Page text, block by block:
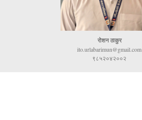
रोशन ठाकुर
ito.urlabarimun@gmail.com
९८५२०४२००२